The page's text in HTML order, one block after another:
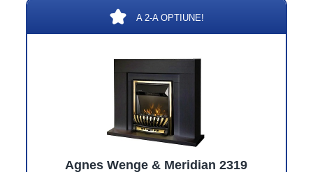
A 2-A OPTIUNE!
Agnes Wenge & Meridian 2319